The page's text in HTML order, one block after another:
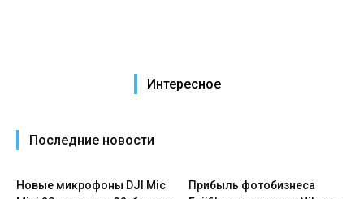
Интересное
Последние новости
Новые микрофоны DJI Mic
Прибыль фотобизнеса